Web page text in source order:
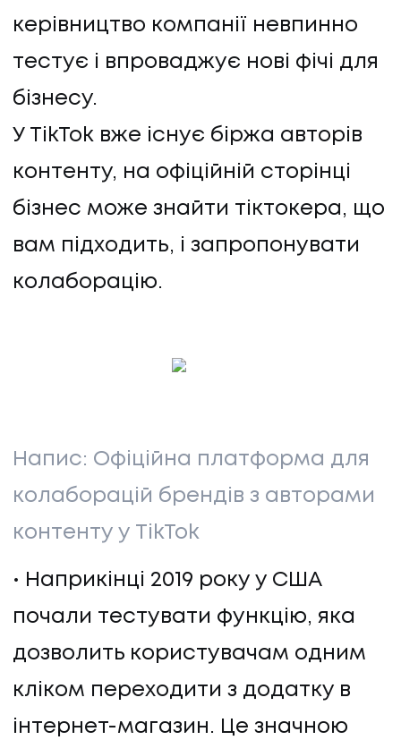
керівництво компанії невпинно
тестує і впроваджує нові фічі для
бізнесу.
У TikTok вже існує біржа авторів
контенту, на офіційній сторінці
бізнес може знайти тіктокера, що
вам підходить, і запропонувати
колаборацію.
Напис: Офіційна платформа для
колаборацій брендів з авторами
контенту у TikTok
Наприкінці 2019 року у США
почали тестувати функцію, яка
дозволить користувачам одним
кліком переходити з додатку в
інтернет-магазин. Це значною